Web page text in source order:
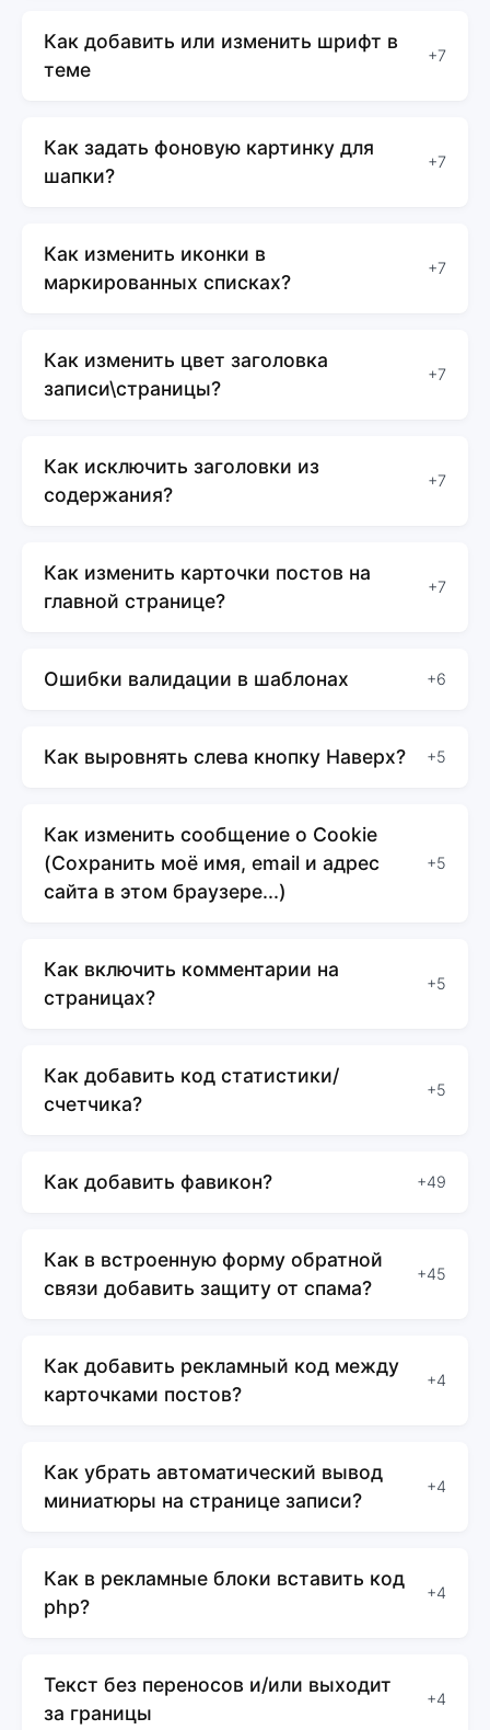
Как добавить или изменить шрифт в
теме
+7
Как задать фоновую картинку для
шапки?
+7
Как изменить иконки в
маркированных списках?
+7
Как изменить цвет заголовка
записи\страницы?
+7
Как исключить заголовки из
содержания?
+7
Как изменить карточки постов на
главной странице?
+7
Ошибки валидации в шаблонах +6
Как выровнять слева кнопку Наверх? +5
Как изменить сообщение о Cookie
(Сохранить моё имя, email и адрес
сайта в этом браузере...)
+5
Как включить комментарии на
страницах?
+5
Как добавить код статистики/
счетчика?
+5
Как добавить фавикон? +49
Как в встроенную форму обратной
связи добавить защиту от спама?
+45
Как добавить рекламный код между
карточками постов?
+4
Как убрать автоматический вывод
миниатюры на странице записи?
+4
Как в рекламные блоки вставить код
php?
+4
Текст без переносов и/или выходит
за границы
+4